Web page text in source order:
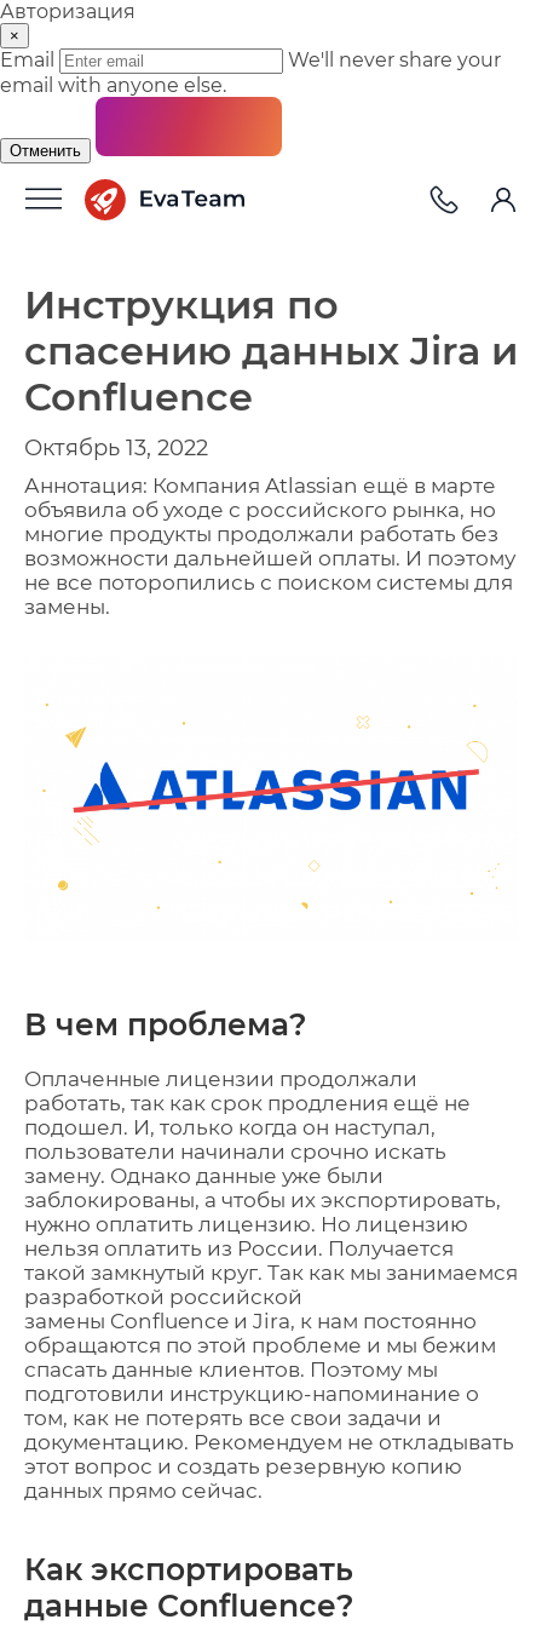
Авторизация
×
Email
We'll never share your
email with anyone else.
Отменить
Инструкция по
спасению данных Jira и
Confluence
Октябрь 13, 2022
Аннотация: Компания Atlassian ещё в марте
объявила об уходе с российского рынка, но
многие продукты продолжали работать без
возможности дальнейшей оплаты. И поэтому
не все поторопились с поиском системы для
замены.
В чем проблема?
Оплаченные лицензии продолжали
работать, так как срок продления ещё не
подошел. И, только когда он наступал,
пользователи начинали срочно искать
замену. Однако данные уже были
заблокированы, а чтобы их экспортировать,
нужно оплатить лицензию. Но лицензию
нельзя оплатить из России. Получается
такой замкнутый круг. Так как мы занимаемся
разработкой российской
замены Confluence и Jira, к нам постоянно
обращаются по этой проблеме и мы бежим
спасать данные клиентов. Поэтому мы
подготовили инструкцию-напоминание о
том, как не потерять все свои задачи и
документацию. Рекомендуем не откладывать
этот вопрос и создать резервную копию
данных прямо сейчас.
Как экспортировать
данные Confluence?